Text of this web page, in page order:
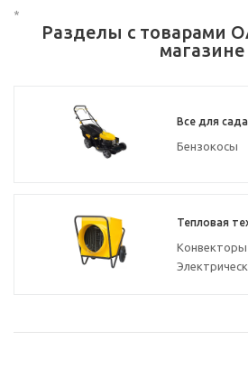
*
Разделы с товарами
магазине
Все для сада
Бензокосы
Тепловая
Конвекторы